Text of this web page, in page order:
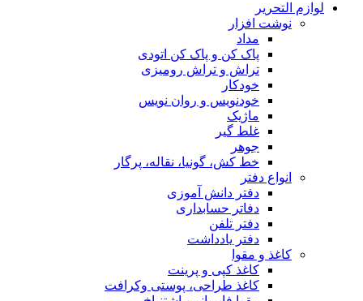
لوازم التحریر
نوشت افزار
مداد
پاک کن و پاک کن اتودی
تراش و تراش رومیزی
خودکار
خودنویس و روان نویس
ماژیک
غلط گیر
جوهر
خط کش، گونیا، نقاله، پرگار
انواع دفتر
دفتر دانش آموزی
دفاتر حسابداری
دفتر تلفن
دفتر یادداشت
کاغذ و مقوا
کاغذ کپی و پرینت
کاغذ طراحی، پوستی وکرافت